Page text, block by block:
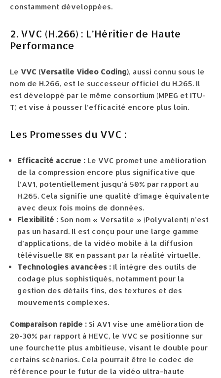
constamment développées.
2. VVC (H.266) : L’Héritier de Haute
Performance
Le VVC (Versatile Video Coding), aussi connu sous le
nom de H.266, est le successeur officiel du H.265. Il
est développé par le même consortium (MPEG et ITU-
T) et vise à pousser l’efficacité encore plus loin.
Les Promesses du VVC :
Efficacité accrue : Le VVC promet une amélioration
de la compression encore plus significative que
l’AV1, potentiellement jusqu’à 50% par rapport au
H.265. Cela signifie une qualité d’image équivalente
avec deux fois moins de données.
Flexibilité : Son nom « Versatile » (Polyvalent) n’est
pas un hasard. Il est conçu pour une large gamme
d’applications, de la vidéo mobile à la diffusion
télévisuelle 8K en passant par la réalité virtuelle.
Technologies avancées : Il intègre des outils de
codage plus sophistiqués, notamment pour la
gestion des détails fins, des textures et des
mouvements complexes.
Comparaison rapide : Si AV1 vise une amélioration de
20-30% par rapport à HEVC, le VVC se positionne sur
une fourchette plus ambitieuse, visant le double pour
certains scénarios. Cela pourrait être le codec de
référence pour le futur de la vidéo ultra-haute